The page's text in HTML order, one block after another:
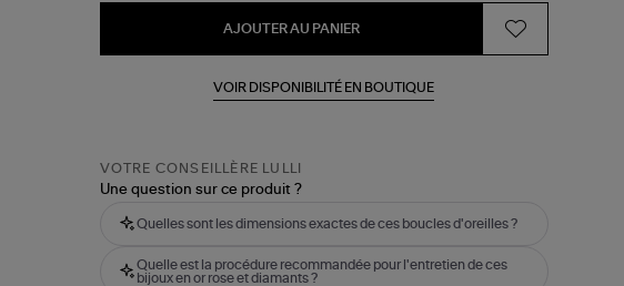
AJOUTER AU PANIER
VOIR DISPONIBILITÉ EN BOUTIQUE
VOTRE CONSEILLÈRE LULLI
Une question sur ce produit ?
Quelles sont les dimensions exactes de ces boucles d'oreilles ?
Quelle est la procédure recommandée pour l'entretien de ces
bijoux en or rose et diamants ?